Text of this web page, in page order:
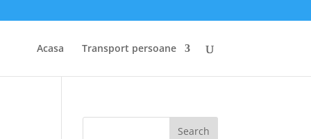
Acasa Transport persoane